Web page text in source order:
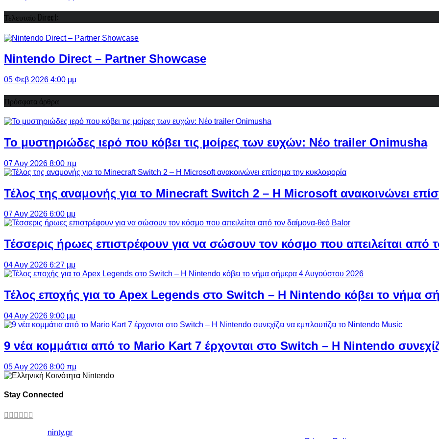
Τελευταίο Direct:
Nintendo Direct – Partner Showcase
05 Φεβ 2026 4:00 μμ
Πρόσφατα άρθρα
Το μυστηριώδες ιερό που κόβει τις μοίρες των ευχών: Νέο trailer Onimusha
07 Αυγ 2026 8:00 πμ
Τέλος της αναμονής για το Minecraft Switch 2 – Η Microsoft ανακοινώνει
07 Αυγ 2026 6:00 μμ
Τέσσερις ήρωες επιστρέφουν για να σώσουν τον κόσμο που απειλείται από
04 Αυγ 2026 6:27 μμ
Τέλος εποχής για το Apex Legends στο Switch – Η Nintendo κόβει το νήμα
04 Αυγ 2026 9:00 μμ
9 νέα κομμάτια από το Mario Kart 7 έρχονται στο Switch – Η Nintendo
05 Αυγ 2026 8:00 πμ
Stay Connected
ninty.gr